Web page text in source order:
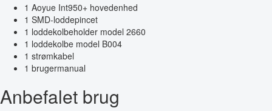
1 Aoyue Int950+ hovedenhed
1 SMD-loddepincet
1 loddekolbeholder model 2660
1 loddekolbe model B004
1 strømkabel
1 brugermanual
Anbefalet brug